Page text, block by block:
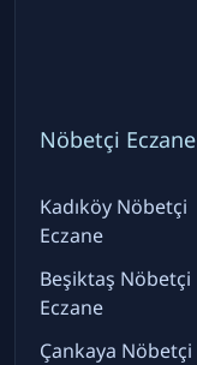
Nöbetçi Eczane
Kadıköy Nöbetçi
Eczane
Beşiktaş Nöbetçi
Eczane
Çankaya Nöbetçi